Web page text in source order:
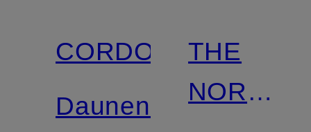
CORDOVA
Daunen-
THE
NORTH